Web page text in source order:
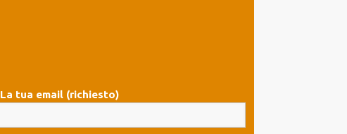
La tua email (richiesto)